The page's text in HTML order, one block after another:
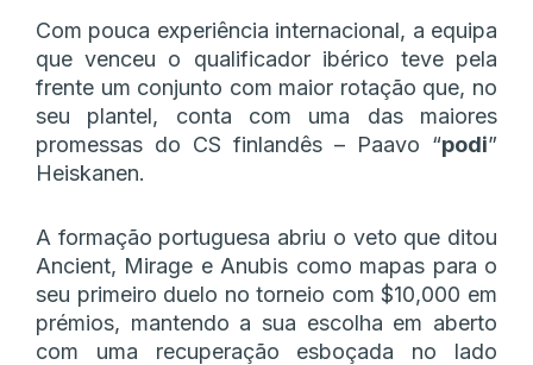
Com pouca experiência internacional, a equipa
que venceu o qualificador ibérico teve pela
frente um conjunto com maior rotação que, no
seu plantel, conta com uma das maiores
promessas do CS finlandês – Paavo “podi”
Heiskanen.
A formação portuguesa abriu o veto que ditou
Ancient, Mirage e Anubis como mapas para o
seu primeiro duelo no torneio com $10,000 em
prémios, mantendo a sua escolha em aberto
com uma recuperação esboçada no lado